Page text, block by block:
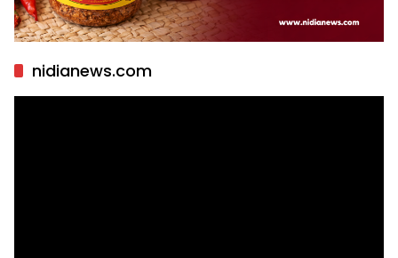
nidianews.com